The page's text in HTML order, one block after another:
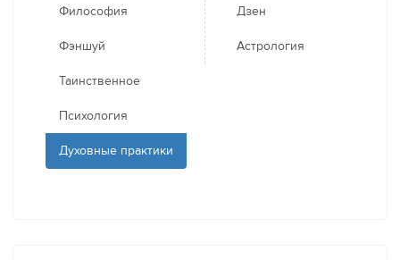
Философия
Фэншуй
Таинственное
Психология
Духовные практики
Дзен
Астрология